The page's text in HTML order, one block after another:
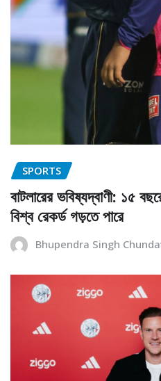
SPORTS
বাটলারের ভবিষ্যদ্বাণী: ১৫
বিশ্ব রেকর্ড গড়তে পারে
Bhupendra Singh